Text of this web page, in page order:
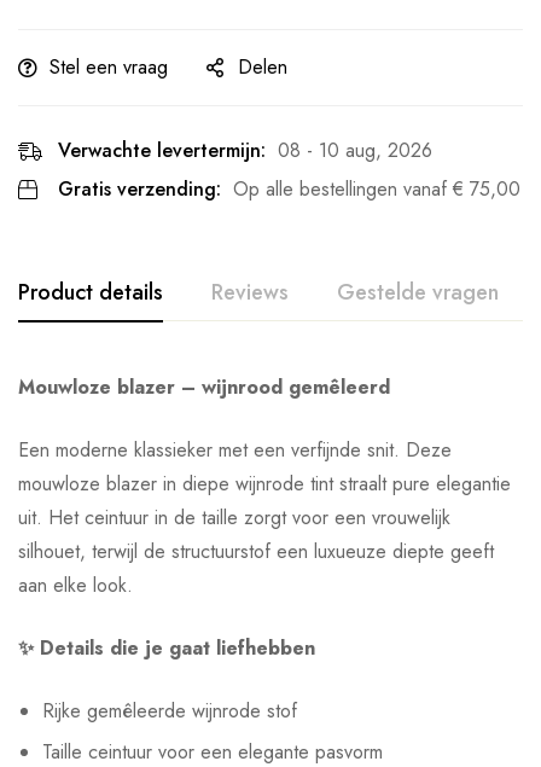
Stel een vraag Delen
Verwachte levertermijn: 08 - 10 aug, 2026
Gratis verzending: Op alle bestellingen vanaf € 75,00
Product details Reviews Gestelde vragen
Mouwloze blazer – wijnrood gemêleerd
Een moderne klassieker met een verfijnde snit. Deze
mouwloze blazer in diepe wijnrode tint straalt pure elegantie
uit. Het ceintuur in de taille zorgt voor een vrouwelijk
silhouet, terwijl de structuurstof een luxueuze diepte geeft
aan elke look.
✨ Details die je gaat liefhebben
Rijke gemêleerde wijnrode stof
Taille ceintuur voor een elegante pasvorm